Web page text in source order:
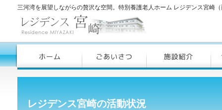
三河湾を展望しながらの贅沢な空間。特別養護老人ホーム レジデンス宮崎
レジデンス宮崎の活動状況